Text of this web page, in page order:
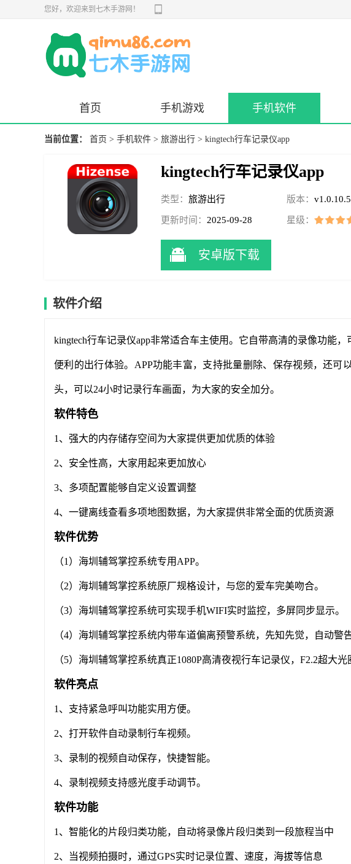
您好，欢迎来到七木手游网！
首页 手机游戏 手机软件
当前位置： 首页 > 手机软件 > 旅游出行 > kingtech行车记录仪app
kingtech行车记录仪app
类型： 旅游出行 版本：
更新时间： 2025-09-28
11:16:30
星级：
安卓版下载
软件介绍
kingtech行车记录仪app非常适合车主使用。它自带高清的录像功能
便利的出行体验。APP功能丰富，支持批量删除、保存视频，还可
头，可以24小时记录行车画面，为大家的安全加分。
软件特色
1、强大的内存储存空间为大家提供更加优质的体验
2、安全性高，大家用起来更加放心
3、多项配置能够自定义设置调整
4、一键离线查看多项地图数据，为大家提供非常全面的优质资源
软件优势
（1）海圳辅驾掌控系统专用APP。
（2）海圳辅驾掌控系统原厂规格设计，与您的爱车完美吻合。
（3）海圳辅驾掌控系统可实现手机WIFI实时监控，多屏同步显示。
（4）海圳辅驾掌控系统内带车道偏离预警系统，先知先觉，自动警
（5）海圳辅驾掌控系统真正1080P高清夜视行车记录仪，F2.2超大
软件亮点
1、支持紧急呼叫功能实用方便。
2、打开软件自动录制行车视频。
3、录制的视频自动保存，快捷智能。
4、录制视频支持感光度手动调节。
软件功能
1、智能化的片段归类功能，自动将录像片段归类到一段旅程当中
2、当视频拍摄时，通过GPS实时记录位置、速度，海拔等信息